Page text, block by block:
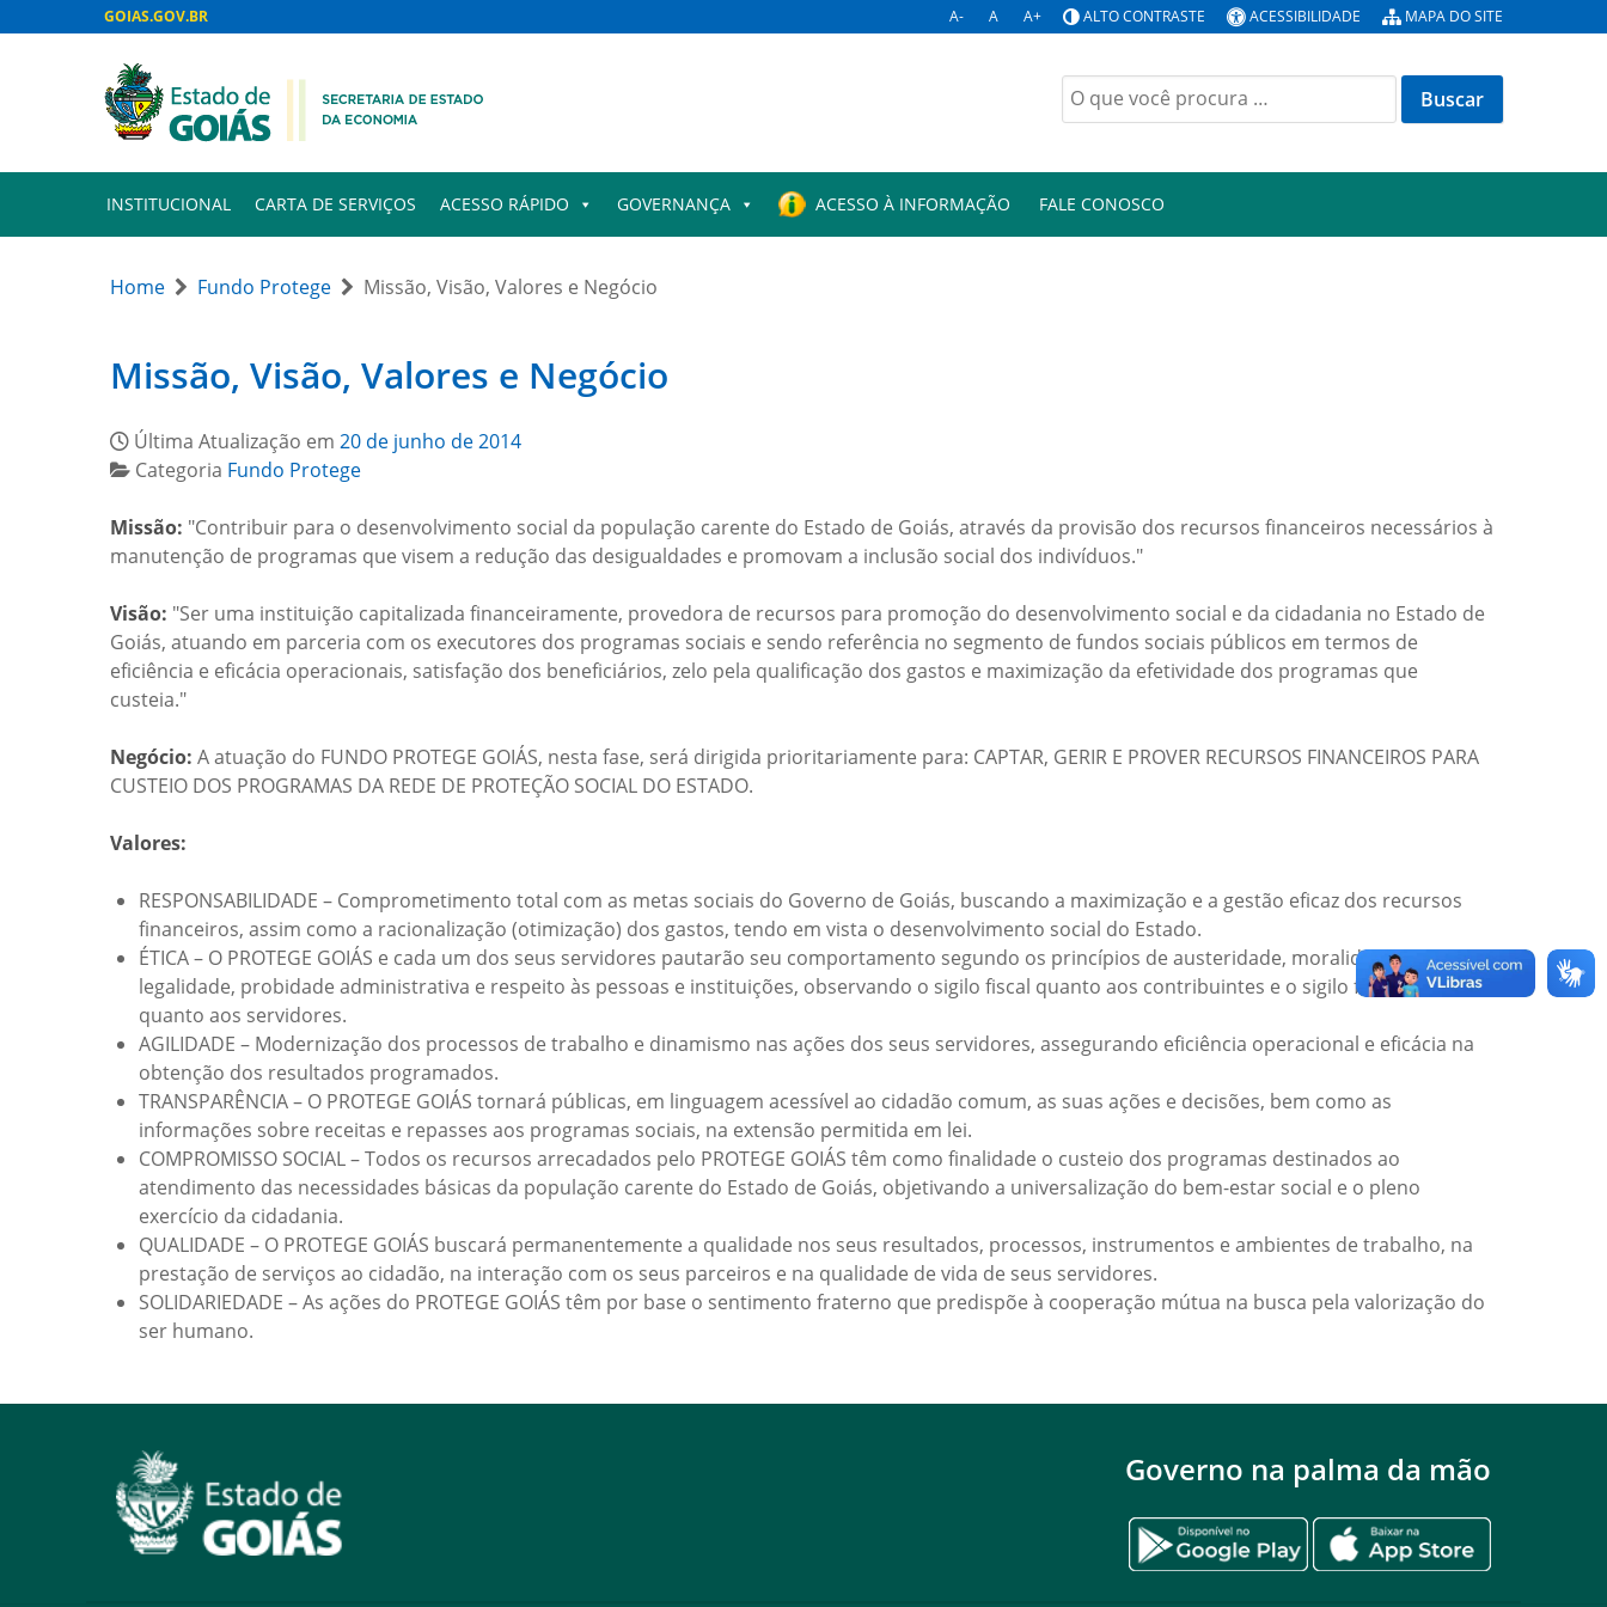
GOIAS.GOV.BR A- A A+ ALTO CONTRASTE ACESSIBILIDADE MAPA DO SITE
INSTITUCIONAL CARTA DE SERVIÇOS ACESSO RÁPIDO GOVERNANÇA ACESSO À INFORMAÇÃO FALE CONOSCO
Home Fundo Protege Missão, Visão, Valores e Negócio
Missão, Visão, Valores e Negócio
Última Atualização em 20 de junho de 2014
Categoria Fundo Protege
Missão: "Contribuir para o desenvolvimento social da população carente do Estado de Goiás, através da provisão dos recursos financeiros necessários à
manutenção de programas que visem a redução das desigualdades e promovam a inclusão social dos indivíduos."
Visão: "Ser uma instituição capitalizada financeiramente, provedora de recursos para promoção do desenvolvimento social e da cidadania no Estado de
Goiás, atuando em parceria com os executores dos programas sociais e sendo referência no segmento de fundos sociais públicos em termos de
eficiência e eficácia operacionais, satisfação dos beneficiários, zelo pela qualificação dos gastos e maximização da efetividade dos programas que
custeia."
Negócio: A atuação do FUNDO PROTEGE GOIÁS, nesta fase, será dirigida prioritariamente para: CAPTAR, GERIR E PROVER RECURSOS FINANCEIROS PARA
CUSTEIO DOS PROGRAMAS DA REDE DE PROTEÇÃO SOCIAL DO ESTADO.
Valores:
RESPONSABILIDADE – Comprometimento total com as metas sociais do Governo de Goiás, buscando a maximização e a gestão eficaz dos recursos
financeiros, assim como a racionalização (otimização) dos gastos, tendo em vista o desenvolvimento social do Estado.
ÉTICA – O PROTEGE GOIÁS e cada um dos seus servidores pautarão seu comportamento segundo os princípios de austeridade, moralidade,
legalidade, probidade administrativa e respeito às pessoas e instituições, observando o sigilo fiscal quanto aos contribuintes e o sigilo funcional
quanto aos servidores.
AGILIDADE – Modernização dos processos de trabalho e dinamismo nas ações dos seus servidores, assegurando eficiência operacional e eficácia na
obtenção dos resultados programados.
TRANSPARÊNCIA – O PROTEGE GOIÁS tornará públicas, em linguagem acessível ao cidadão comum, as suas ações e decisões, bem como as
informações sobre receitas e repasses aos programas sociais, na extensão permitida em lei.
COMPROMISSO SOCIAL – Todos os recursos arrecadados pelo PROTEGE GOIÁS têm como finalidade o custeio dos programas destinados ao
atendimento das necessidades básicas da população carente do Estado de Goiás, objetivando a universalização do bem-estar social e o pleno
exercício da cidadania.
QUALIDADE – O PROTEGE GOIÁS buscará permanentemente a qualidade nos seus resultados, processos, instrumentos e ambientes de trabalho, na
prestação de serviços ao cidadão, na interação com os seus parceiros e na qualidade de vida de seus servidores.
SOLIDARIEDADE – As ações do PROTEGE GOIÁS têm por base o sentimento fraterno que predispõe à cooperação mútua na busca pela valorização do
ser humano.
Governo na palma da mão